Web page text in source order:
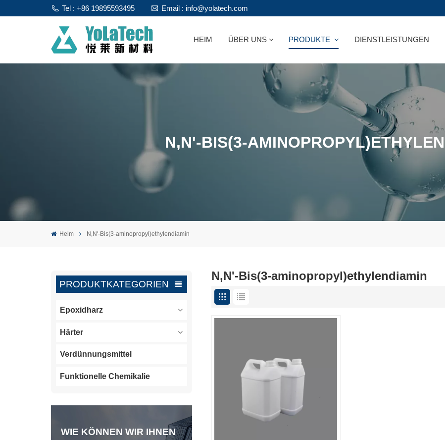
Tel : +86 19895593495 Email : info@yolatech.com
HEIM ÜBER UNS PRODUKTE DIENSTLEISTUNGEN
N,N'-BIS(3-
Heim N,N'-Bis(3-aminopropyl)ethylendiamin
PRODUKTKATEGORIEN
Epoxidharz
Härter
Verdünnungsmittel
Funktionelle Chemikalie
WIE KÖNNEN WIR IHNEN
N,N'-Bis(3-aminopropyl)ethylendiamin